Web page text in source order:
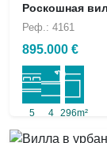
Роскошная
Реф.: 4161
895.000 €
5 4 296m²